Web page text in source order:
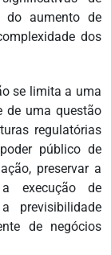
do aumento de
dos
se limita a uma
de uma questão
regulatórias
público de
preservar a
execução de
previsibilidade
de negócios